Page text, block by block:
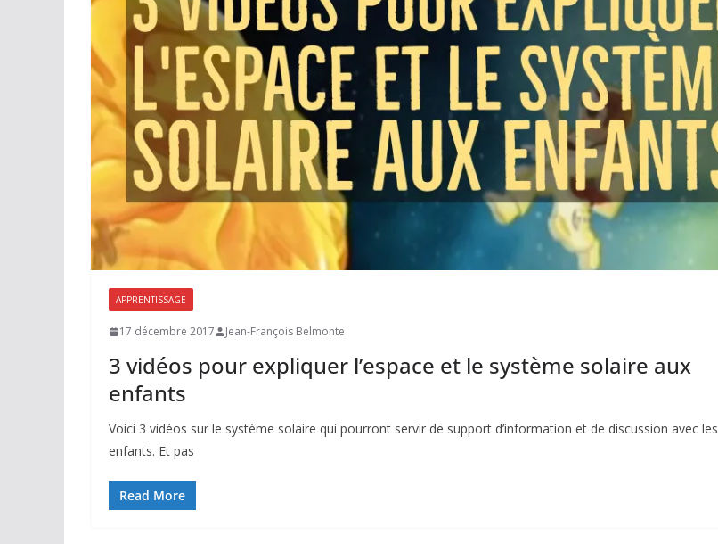
APPRENTISSAGE
17 décembre 2017 Jean-François Belmonte
3 vidéos pour expliquer l’espace et le système solaire aux
enfants
Voici 3 vidéos sur le système solaire qui pourront servir de support d’information et de discussion avec les
enfants. Et pas
Read More